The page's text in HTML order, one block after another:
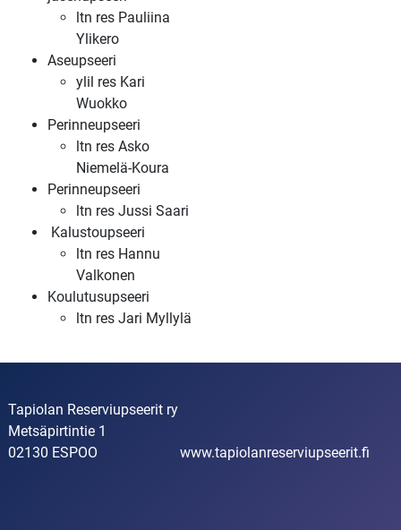
ltn res Pauliina
Ylikero
Aseupseeri
ylil res Kari
Wuokko
Perinneupseeri
ltn res Asko
Niemelä-Koura
Perinneupseeri
ltn res Jussi Saari
Kalustoupseeri
ltn res Hannu
Valkonen
Koulutusupseeri
ltn res Jari Myllylä
Tapiolan Reserviupseerit ry
Metsäpirtintie 1
02130 ESPOO
www.tapiolanreserviupseerit.fi